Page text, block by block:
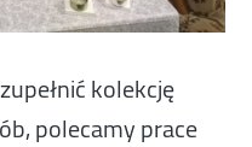
kolekcję
polecamy prace